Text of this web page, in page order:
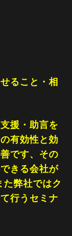
ること・相
援・助言を
有効性と効
です、その
きる会社が
た弊社ではク
行うセミナ